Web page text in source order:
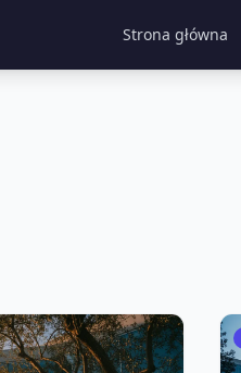
Strona główna